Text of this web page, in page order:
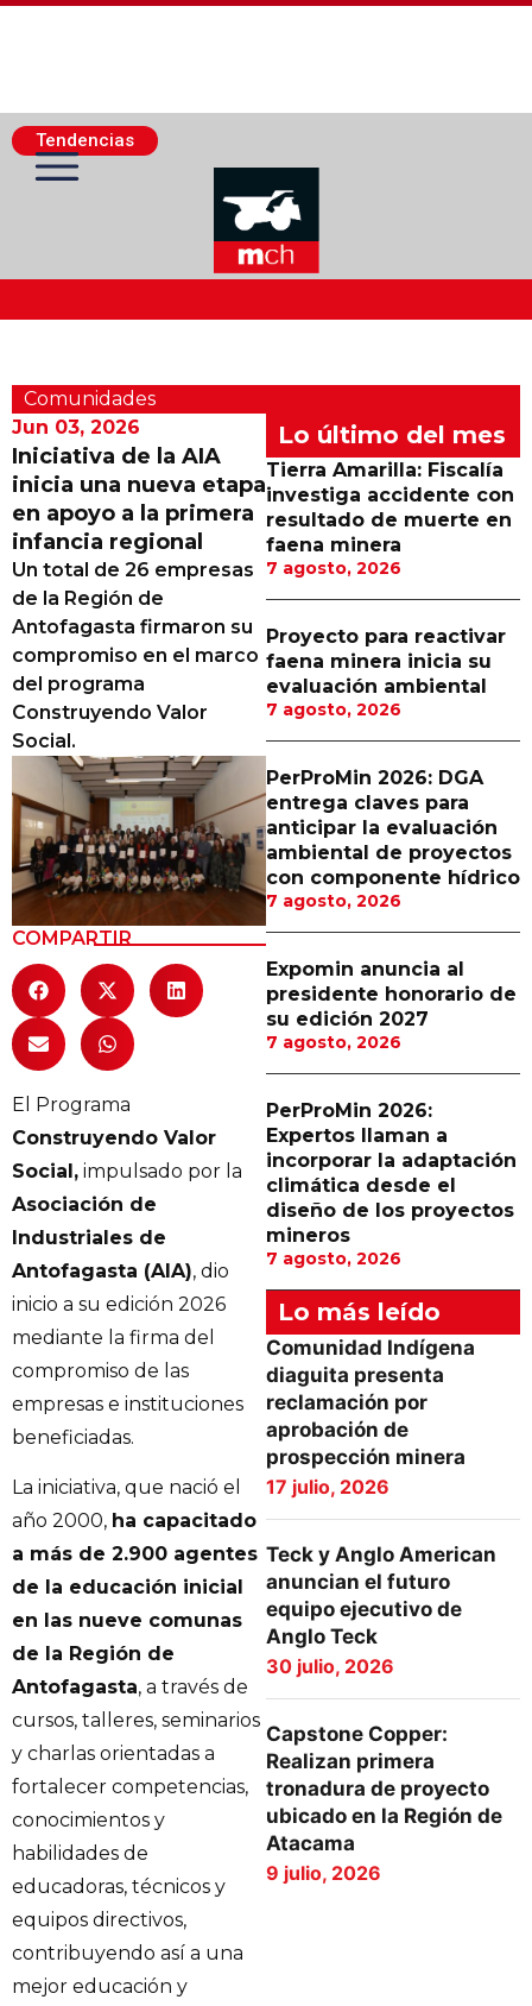
Tendencias
Actualidad Minera
Minería Superficie
Minerí­a Subterránea
Proveedores
Canal Digital
Columnas de Opinión
Designaciones
Calendario de Eventos
Revistas Digital
Siguenos
Comunidades
Jun 03, 2026
Iniciativa de la AIA
inicia una nueva etapa
en apoyo a la primera
infancia regional
Un total de 26 empresas
de la Región de
Antofagasta firmaron su
compromiso en el marco
del programa
Construyendo Valor
Social.
COMPARTIR
El Programa
Construyendo Valor
Social, impulsado por la
Asociación de
Industriales de
Antofagasta (AIA), dio
inicio a su edición 2026
mediante la firma del
compromiso de las
empresas e instituciones
beneficiadas.
La iniciativa, que nació el
año 2000, ha capacitado
a más de 2.900 agentes
de la educación inicial
en las nueve comunas
de la Región de
Antofagasta, a través de
cursos, talleres, seminarios
y charlas orientadas a
fortalecer competencias,
conocimientos y
habilidades de
educadoras, técnicos y
equipos directivos,
contribuyendo así a una
mejor educación y
Lo último del mes
Tierra Amarilla: Fiscalía
investiga accidente con
resultado de muerte en
faena minera
7 agosto, 2026
Proyecto para reactivar
faena minera inicia su
evaluación ambiental
7 agosto, 2026
PerProMin 2026: DGA
entrega claves para
anticipar la evaluación
ambiental de proyectos
con componente hídrico
7 agosto, 2026
Expomin anuncia al
presidente honorario de
su edición 2027
7 agosto, 2026
PerProMin 2026:
Expertos llaman a
incorporar la adaptación
climática desde el
diseño de los proyectos
mineros
7 agosto, 2026
Lo más leído
Comunidad Indígena
diaguita presenta
reclamación por
aprobación de
prospección minera
17 julio, 2026
Teck y Anglo American
anuncian el futuro
equipo ejecutivo de
Anglo Teck
30 julio, 2026
Capstone Copper:
Realizan primera
tronadura de proyecto
ubicado en la Región de
Atacama
9 julio, 2026